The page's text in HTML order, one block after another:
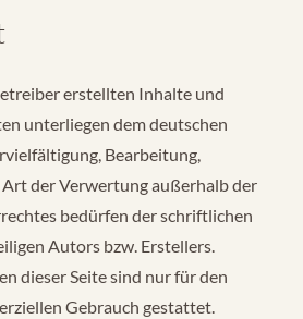
erstellten Inhalte und
unterliegen dem deutschen
Bearbeitung,
der Verwertung außerhalb der
bedürfen der schriftlichen
Autors bzw. Erstellers.
dieser Seite sind nur für den
Gebrauch gestattet.